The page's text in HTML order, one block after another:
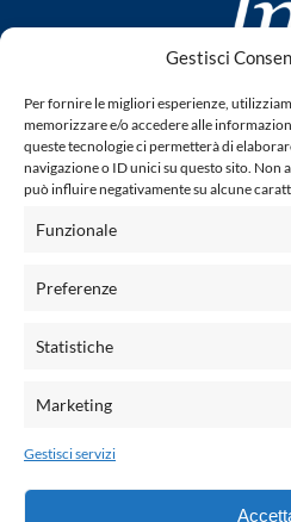
Gestisci
Per fornire le migliori esperienze,
memorizzare e/o accedere alle
queste tecnologie ci permetterà di
navigazione o ID unici su questo sito. Non
può influire negativamente su alcune
Funzionale
Preferenze
Statistiche
Marketing
Gestisci servizi
fondato da
Questo blog non rappresenta
quanto viene aggiornato senza
legge n° 62 del 7.03.2001.
email:
Grafica e web: